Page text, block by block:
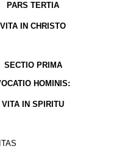
PARS TERTIA
VITA IN CHRISTO
SECTIO PRIMA
HOMINIS:
VITA IN SPIRITU